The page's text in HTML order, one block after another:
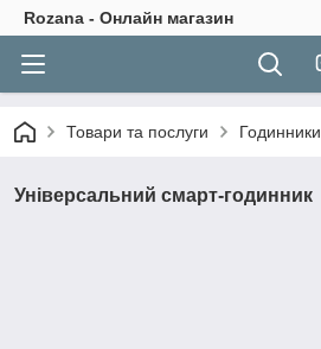
Rozana - Онлайн магазин
Товари та послуги Годинники
Універсальний смарт-годинник